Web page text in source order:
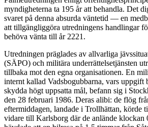
myndigheterna ta 195 år att behandla. Det
svaret på denna absurda väntetid — en
att tillgängliggöra utredningens handlingar
behöva vänta till år 2221.
Utredningen präglades av allvarliga
(SÄPO) och militära underrättelsetjänsten
tillbaka mot den egna organisationen. En
internt kallad Vadsbogubbarna, vars uppgift
skydda högt uppsatta mål, befann sig i
den 28 februari 1986. Deras alibi: de flög
eftermiddagen, landade i Trollhättan, körde
vidare till Karlsborg där de anlände klockan